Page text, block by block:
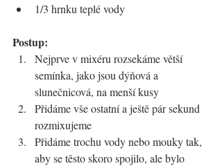
1/3 hrnku teplé vody
Postup:
Nejprve v mixéru rozsekáme větší
semínka, jako jsou dýňová a
slunečnicová, na menší kusy
Přidáme vše ostatní a ještě pár sekund
rozmixujeme
Přidáme trochu vody nebo mouky tak,
aby se těsto skoro spojilo, ale bylo